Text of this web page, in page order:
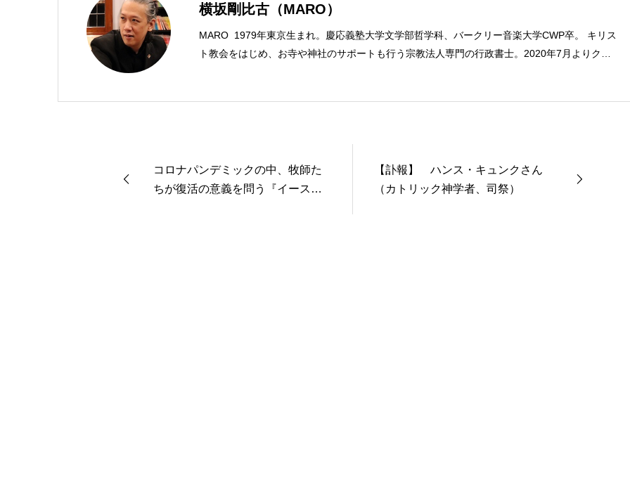
横坂剛比古（MARO）
MARO 1979年東京生まれ。慶応義塾大学文学部哲学科、バークリー音楽大学CWP卒。 キリス
ト教会をはじめ、お寺や神社のサポートも行う宗教法人専門の行政書士。2020年7月よりクリ
ンド社）、『世界一ゆるい聖書入門』、『世界一ゆるい聖書教室』（「ふざけ担当」LEONとの
共著、講談社）などがある。新著<a href="https://amzn.to/376F9aC">『ふっと心がラクにな
る 眠れぬ夜の聖書のことば』（大和書房）</a>２０２２年３月１５日発売。
コロナパンデミックの中、牧師た
ちが復活の意義を問う『イースタ
【訃報】 ハンス・キュンクさん
（カトリック神学者、司祭）